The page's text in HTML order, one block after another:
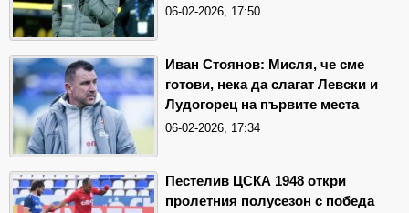
06-02-2026, 17:50
Иван Стоянов: Мисля, че сме
готови, нека да слагат Левски и
Лудогорец на първите места
06-02-2026, 17:34
Пестелив ЦСКА 1948 откри
пролетния полусезон с победа